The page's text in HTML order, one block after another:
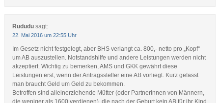
Rududu sagt:
22. Mai 2016 um 22:55 Uhr
Im Gesetz nicht festgelegt, aber BHS verlangt ca. 800,- netto pro „Kopf“
um AB auszustellen. Notstandshilfe und andere Leistungen werden nicht
akzeptiert. Wichtig zu bemerken, AMS und GKK gewährt diese
Leistungen erst, wenn der Antragssteller eine AB vorliegt. Kurz gefasst
man braucht Geld um Geld zu bekommen.
Betroffen sind alleinerziehende Mütter (oder Partnerinnen von Männern,
die weniger als 1600 verdienen), die nach der Geburt kein AB für ihr Kind